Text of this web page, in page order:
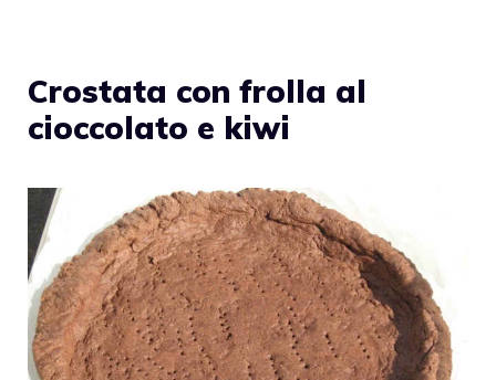
Crostata con frolla al
cioccolato e kiwi